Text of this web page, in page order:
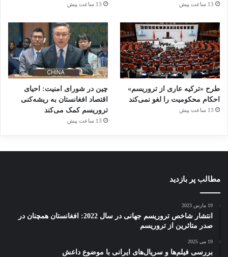
13 ساعت پیش 13 ساعت پیش
طرح «ترکیه عاری از تروریسم»
احکام محکومیت را لغو نمی‌کند
13 ساعت پیش
چین در شورای امنیت: احیای
اقتصاد افغانستان به ریشه‌کنی
تروریسم کمک می‌کند
13 ساعت پیش
مطالب پر بازدید
19 مارس 2023
انتشار شاخص تروریسم جهانی در سال 2022: افغانستان همچنان در
صدر متاثرین از تروریسم
19 می 2025
بررسی فیلم‌ها و سریال‌های ایرانی با موضوع داعش